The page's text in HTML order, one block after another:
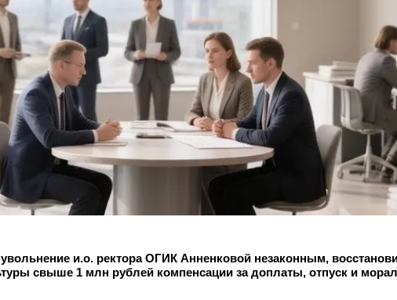
и.о. ректора ОГИК Анненковой незаконным,
свыше 1 млн рублей компенсации за доплаты, отпуск и